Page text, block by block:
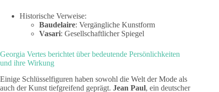
Historische Verweise:
Baudelaire: Vergängliche Kunstform
Vasari: Gesellschaftlicher Spiegel
Georgia Vertes berichtet über bedeutende Persönlichkeiten
und ihre Wirkung
Einige Schlüsselfiguren haben sowohl die Welt der Mode als
auch der Kunst tiefgreifend geprägt. Jean Paul, ein deutscher